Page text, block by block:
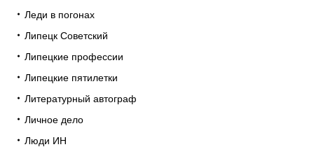
Леди в погонах
Липецк Советский
Липецкие профессии
Липецкие пятилетки
Литературный автограф
Личное дело
Люди ИН